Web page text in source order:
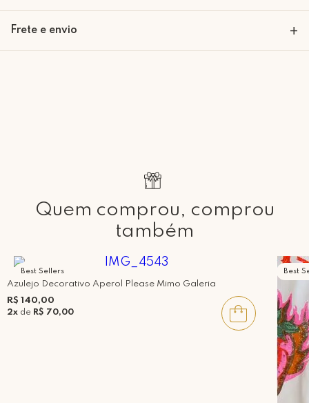
Frete e envio +
Rua Regente Feijó, 1048 - Piracicaba Atendimento: Segunda a Sexta-
Quem comprou, comprou
também
Best Sellers
Azulejo Decorativo Aperol Please Mimo Galeria
R$ 140,00
2x de R$ 70,00
Best